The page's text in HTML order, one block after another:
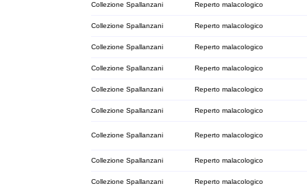
Collezione Spallanzani Reperto malacologico
Collezione Spallanzani Reperto malacologico
Collezione Spallanzani Reperto malacologico
Collezione Spallanzani Reperto malacologico
Collezione Spallanzani Reperto malacologico
Collezione Spallanzani Reperto malacologico
Collezione Spallanzani Reperto malacologico
Collezione Spallanzani Reperto malacologico
Collezione Spallanzani Reperto malacologico